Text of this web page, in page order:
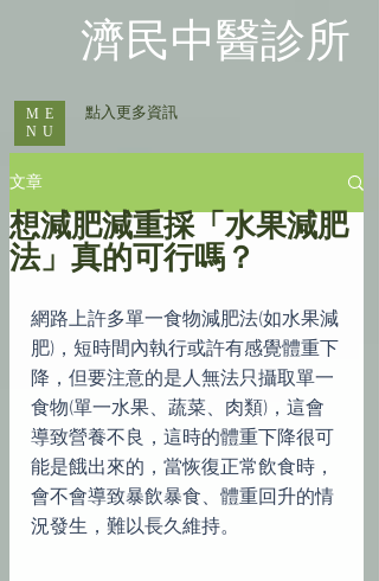
​濟民中醫診所
ME
NU
​ 點入更多資訊
文章
想減肥減重採「水果減肥
法」真的可行嗎？
網路上許多單一食物減肥法(如水果減
肥)，短時間內執行或許有感覺體重下
降，但要注意的是人無法只攝取單一
食物(單一水果、蔬菜、肉類)，這會
導致營養不良，這時的體重下降很可
能是餓出來的，當恢復正常飲食時，
會不會導致暴飲暴食、體重回升的情
況發生，難以長久維持。